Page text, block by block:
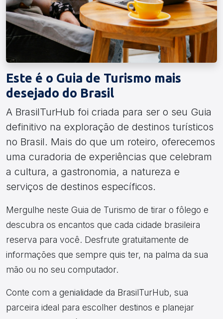
Este é o Guia de Turismo mais
desejado do Brasil
A BrasilTurHub foi criada para ser o seu Guia
definitivo na exploração de destinos turísticos
no Brasil. Mais do que um roteiro, oferecemos
uma curadoria de experiências que celebram
a cultura, a gastronomia, a natureza e
serviços de destinos específicos.
Mergulhe neste Guia de Turismo de tirar o fôlego e
descubra os encantos que cada cidade brasileira
reserva para você. Desfrute gratuitamente de
informações que sempre quis ter, na palma da sua
mão ou no seu computador.
Conte com a genialidade da BrasilTurHub, sua
parceira ideal para escolher destinos e planejar